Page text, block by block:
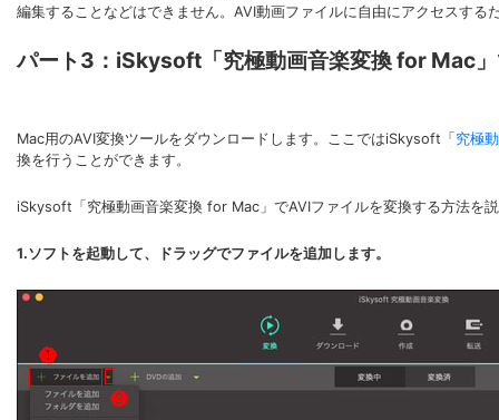
編集することなどはできません。AVI動画ファイルに自由にアクセスす
パート3：iSkysoft「究極動画音楽変換 for Mac
Mac用のAVI変換ツールをダウンロードします。ここではiSkysoft「 究極
換を行うことができます。
iSkysoft「究極動画音楽変換 for Mac」でAVIファイルを変換する方法を
1.ソフトを起動して、ドラッグでファイルを追加します。